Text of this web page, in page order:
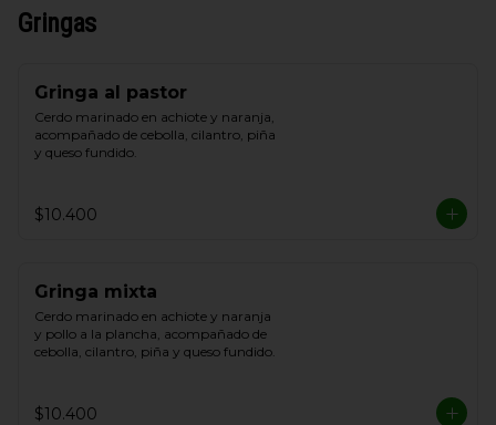
Gringas
Gringa al pastor
Cerdo marinado en achiote y naranja,
acompañado de cebolla, cilantro, piña
y queso fundido.
$10.400
Gringa mixta
Cerdo marinado en achiote y naranja
y pollo a la plancha, acompañado de
cebolla, cilantro, piña y queso fundido.
$10.400